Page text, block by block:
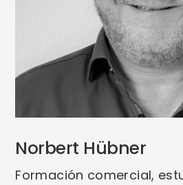
Norbert Hübner
Formación comercial,